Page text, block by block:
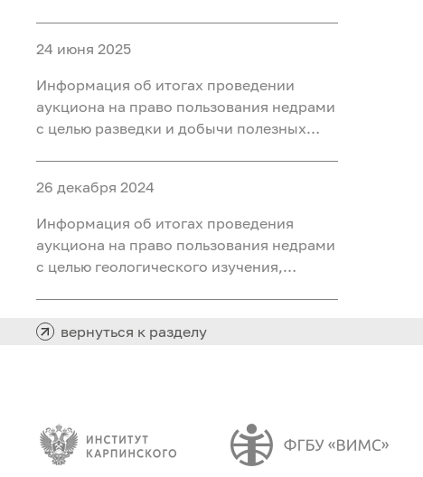
«Бобровый», расположенного в
Уватском районе Тюменской области
24 июня 2025
Информация об итогах проведении
аукциона на право пользования недрами
с целью разведки и добычи полезных
недр «Северный 2 Шадринского
месторождения» в Курганской области
26 декабря 2024
Информация об итогах проведения
аукциона на право пользования недрами
с целью геологического изучения,
«Южно-Хангокуртский» в Ханты-
вернуться к разделу